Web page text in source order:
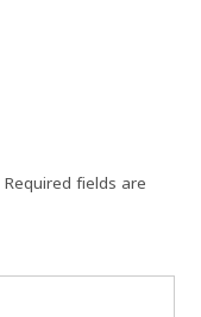
Required fields are